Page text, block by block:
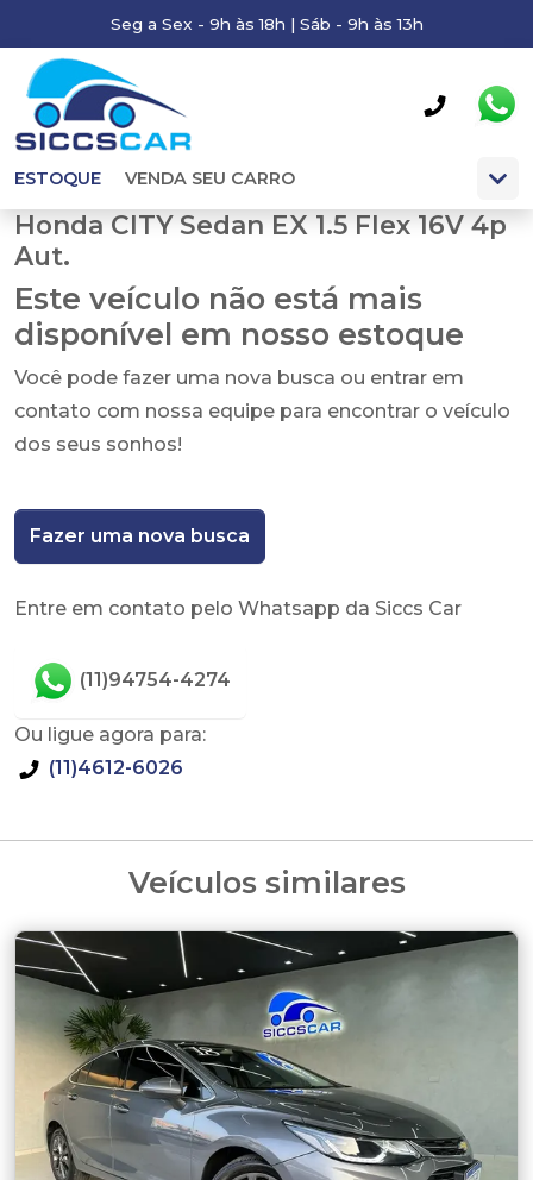
Seg a Sex - 9h às 18h | Sáb - 9h às 13h
ESTOQUE VENDA SEU CARRO
Honda CITY Sedan EX 1.5 Flex 16V 4p
Aut.
Este veículo não está mais
disponível em nosso estoque
Você pode fazer uma nova busca ou entrar em
contato com nossa equipe para encontrar o veículo
dos seus sonhos!
Fazer uma nova busca
Entre em contato pelo Whatsapp da Siccs Car
(11)94754-4274
Ou ligue agora para:
(11)4612-6026
Veículos similares